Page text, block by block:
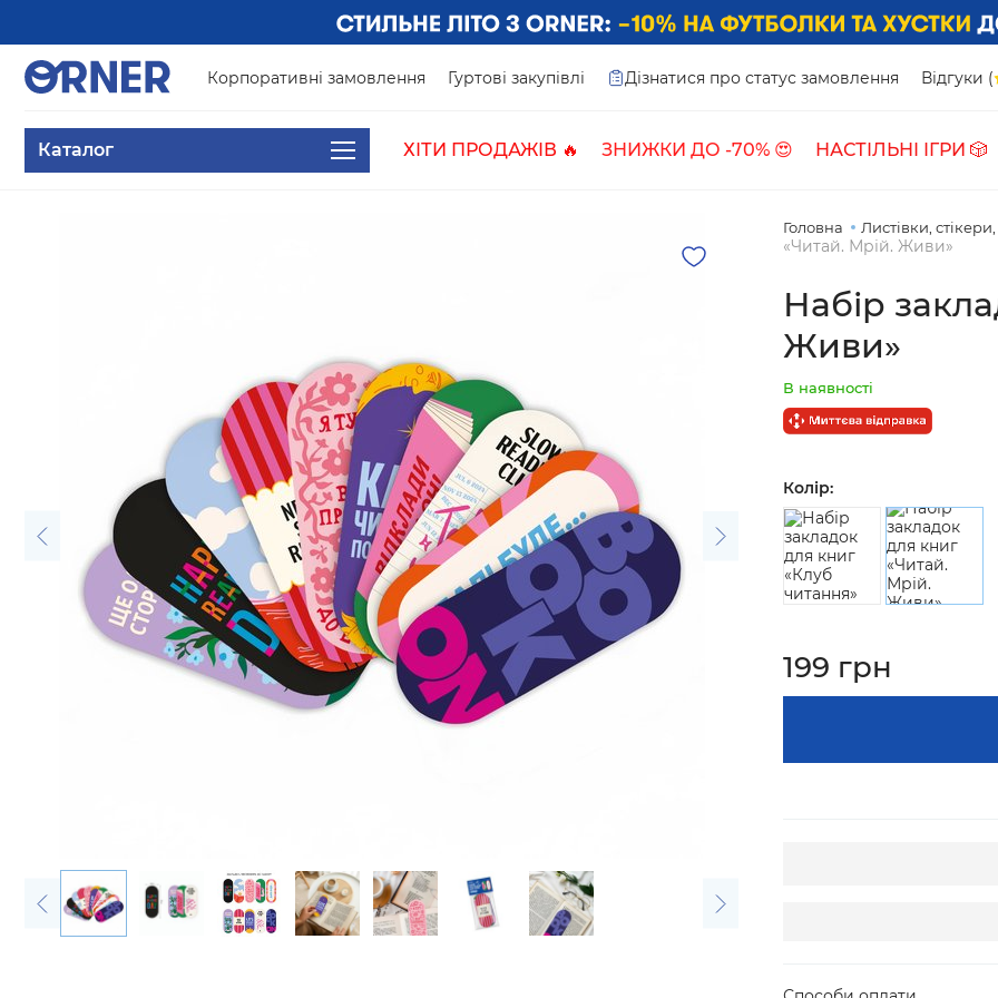
Корпоративні замовлення Гуртові закупівлі Дізнатися про статус замовлення Відгуки (
Каталог ХІТИ ПРОДАЖІВ 🔥 ЗНИЖКИ ДО -70% 😍 НАСТІЛЬНІ ІГРИ 🎲
Головна Листівки,
«Читай. Мрій. Живи»
Набір
Живи»
В наявності
Колір:
199 грн